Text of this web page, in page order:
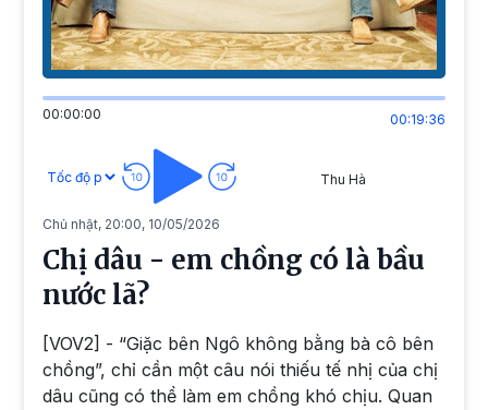
00:00:00 00:19:36
Thu Hà
Chủ nhật, 20:00, 10/05/2026
Chị dâu - em chồng có là bầu
nước lã?
[VOV2] - “Giặc bên Ngô không bằng bà cô bên
chồng”, chỉ cần một câu nói thiếu tế nhị của chị
dâu cũng có thể làm em chồng khó chịu. Quan